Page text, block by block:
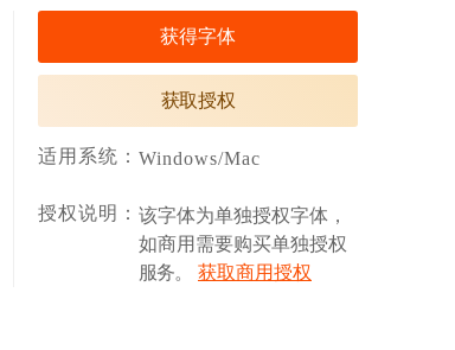
获得字体
获取授权
适用系统： Windows/Mac
授权说明： 该字体为单独授权字体，
如商用需要购买单独授权
服务。
获取商用授权